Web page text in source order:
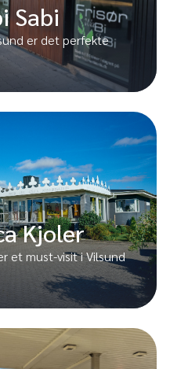
Sabi
er det perfekte
Kjoler
et must-visit i Vilsund